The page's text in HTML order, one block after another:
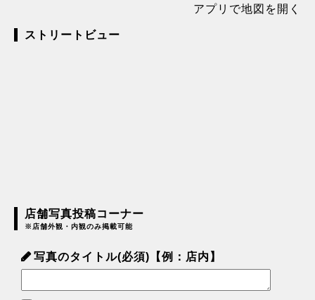
アプリで地図を開く
ストリートビュー
店舗写真投稿コーナー
※店舗外観・内観のみ掲載可能
写真のタイトル(必須)【例：店内】